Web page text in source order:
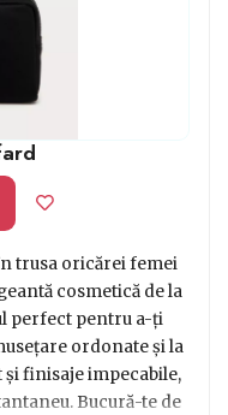
trusa oricărei femei
cosmetică de la
perfect pentru a-ți
ordonate și la
și finisaje impecabile,
Bucură-te de